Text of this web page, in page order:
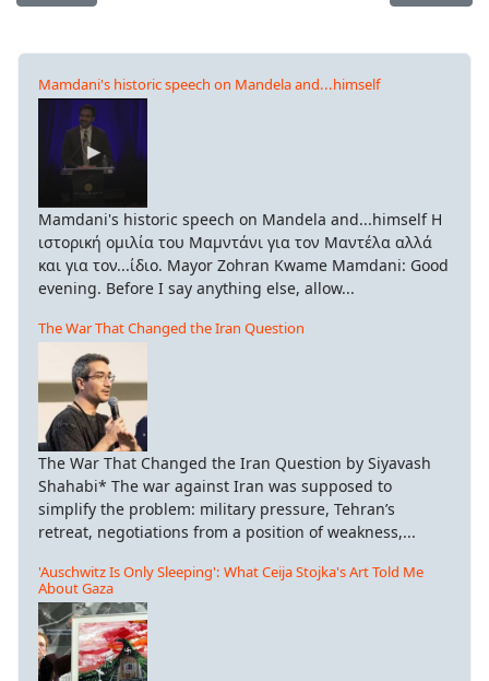
Mamdani's historic speech on Mandela and...himself
Mamdani's historic speech on Mandela and...himself Η
ιστορική ομιλία του Μαμντάνι για τον Μαντέλα αλλά
και για τον...ίδιο. Mayor Zohran Kwame Mamdani: Good
evening. Before I say anything else, allow...
The War That Changed the Iran Question
The War That Changed the Iran Question by Siyavash
Shahabi* The war against Iran was supposed to
simplify the problem: military pressure, Tehran’s
retreat, negotiations from a position of weakness,...
'Auschwitz Is Only Sleeping': What Ceija Stojka's Art Told Me
About Gaza